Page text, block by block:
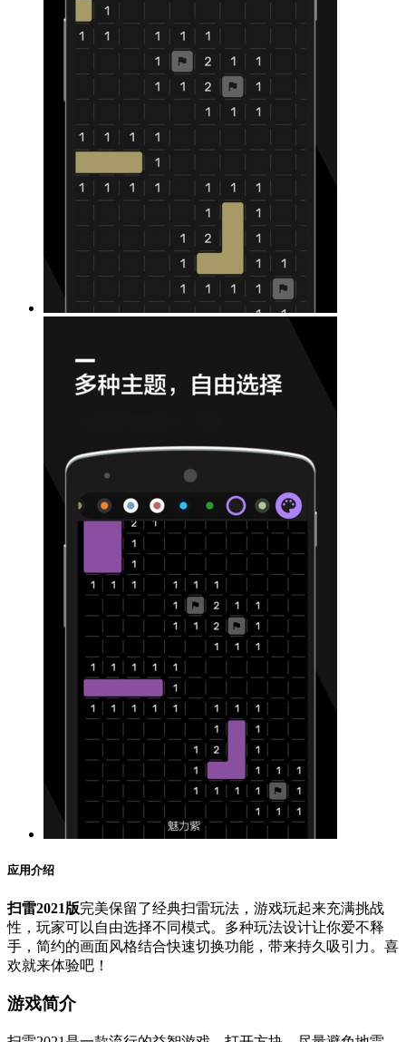
应用介绍
扫雷2021版完美保留了经典扫雷玩法，游戏玩起来充满挑战
性，玩家可以自由选择不同模式。多种玩法设计让你爱不释
手，简约的画面风格结合快速切换功能，带来持久吸引力。喜
欢就来体验吧！
游戏简介